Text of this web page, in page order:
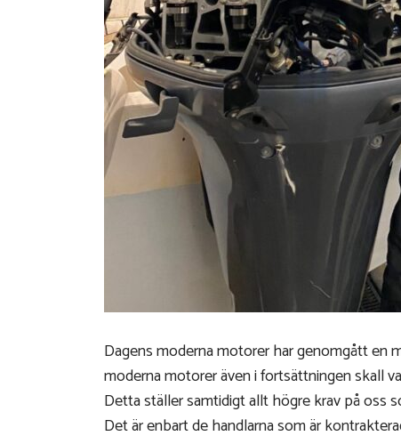
Dagens moderna motorer har genomgått en
moderna motorer även i fortsättningen skall
Detta ställer samtidigt allt högre krav på oss
Det är enbart de handlarna som är